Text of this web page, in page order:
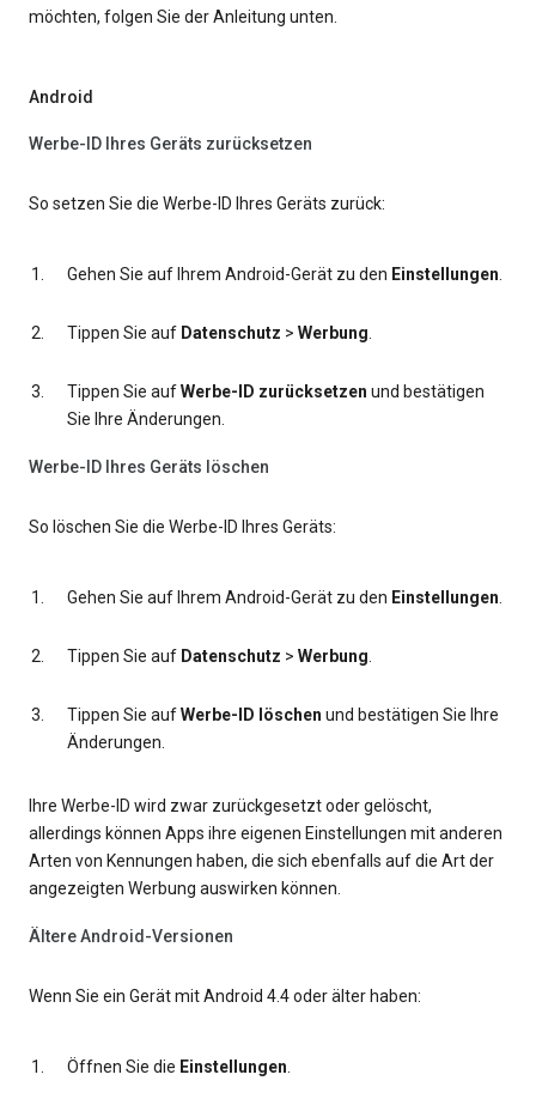
möchten, folgen Sie der Anleitung unten.
Android
Werbe-ID Ihres Geräts zurücksetzen
So setzen Sie die Werbe-ID Ihres Geräts zurück:
Gehen Sie auf Ihrem Android-Gerät zu den Einstellungen.
Tippen Sie auf Datenschutz > Werbung.
Tippen Sie aufWerbe-ID zurücksetzen und bestätigen
Sie Ihre Änderungen.
Werbe-ID Ihres Geräts löschen
So löschen Sie die Werbe-ID Ihres Geräts:
Gehen Sie auf Ihrem Android-Gerät zu den Einstellungen.
Tippen Sie auf Datenschutz > Werbung.
Tippen Sie aufWerbe-ID löschen und bestätigen Sie Ihre
Änderungen.
Ihre Werbe-ID wird zwar zurückgesetzt oder gelöscht,
allerdings können Apps ihre eigenen Einstellungen mit anderen
Arten von Kennungen haben, die sich ebenfalls auf die Art der
angezeigten Werbung auswirken können.
Ältere Android-Versionen
Wenn Sie ein Gerät mit Android 4.4 oder älter haben:
Öffnen Sie die Einstellungen.